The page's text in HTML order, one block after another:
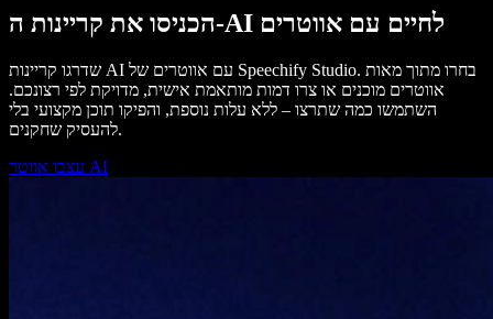
הכניסו את קריינות ה-AI לחיים עם אווטרים
שדרגו קריינות AI עם אווטרים של Speechify Studio. בחרו מתוך מאות
אווטרים מוכנים או צרו דמות מותאמת אישית, מדויקת לפי רצונכם.
השתמשו כמה שתרצו – ללא עלות נוספת, והפיקו תוכן מקצועי בלי
להעסיק שחקנים.
עצבו אווטר AI